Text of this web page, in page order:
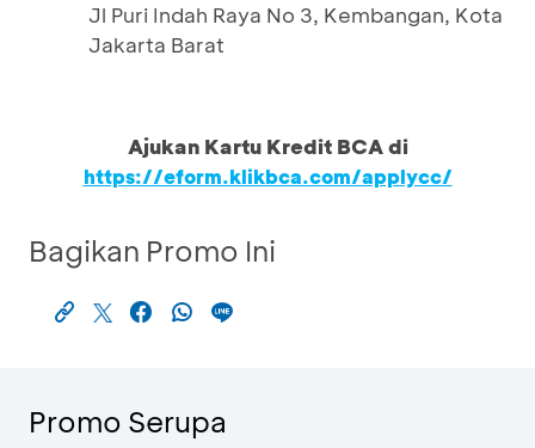
Jl Puri Indah Raya No 3, Kembangan, Kota
Jakarta Barat
Ajukan Kartu Kredit BCA di
https://eform.klikbca.com/applycc/
Bagikan Promo Ini
Promo Serupa